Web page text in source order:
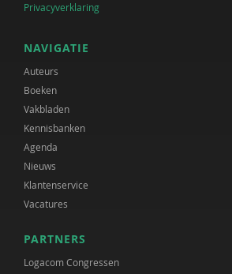
Privacyverklaring
NAVIGATIE
Auteurs
Boeken
Vakbladen
Kennisbanken
Agenda
Nieuws
Klantenservice
Vacatures
PARTNERS
Logacom Congressen